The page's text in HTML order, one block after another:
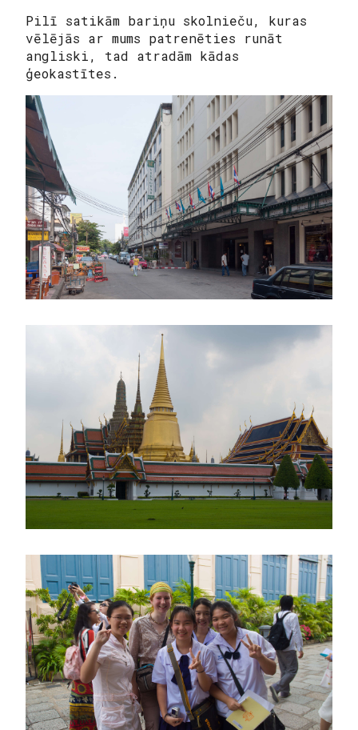
Pilī satikām bariņu skolnieču, kuras
vēlējās ar mums patrenēties runāt
angliski, tad atradām kādas
ģeokastītes.